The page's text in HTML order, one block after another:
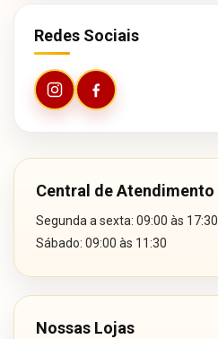
Redes Sociais
Central de Atendimento
Segunda a sexta: 09:00 às 17:30
Sábado: 09:00 às 11:30
Nossas Lojas